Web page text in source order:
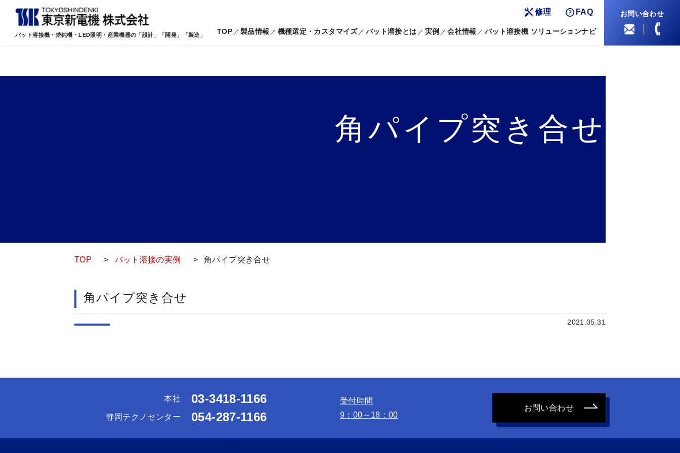
バット溶接機・焼鈍機・LED照明・産業機器の「設計」「開発」「製造」
修理 FAQ
TOP 製品情報 機種選定・カスタマイズ バット溶接とは 実例 会社情報 バット溶接機 ソリューションナビ
お問い合わせ
角パイプ突き合せ
TOP > バット溶接の実例 > 角パイプ突き合せ
角パイプ突き合せ
2021.05.31
本社 03-3418-1166
静岡テクノセンター 054-287-1166
受付時間
9：00～18：00
お問い合わせ